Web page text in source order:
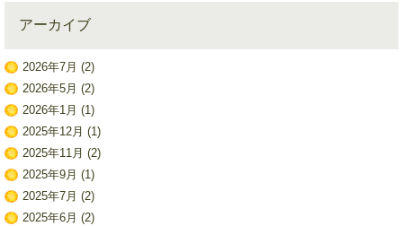
アーカイブ
2026年7月 (2)
2026年5月 (2)
2026年1月 (1)
2025年12月 (1)
2025年11月 (2)
2025年9月 (1)
2025年7月 (2)
2025年6月 (2)